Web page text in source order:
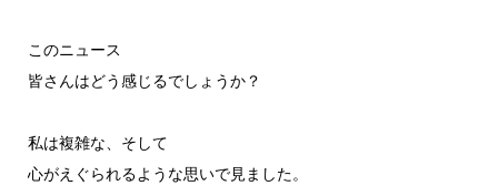
このニュース
皆さんはどう感じるでしょうか？
私は複雑な、そして
心がえぐられるような思いで見ました。